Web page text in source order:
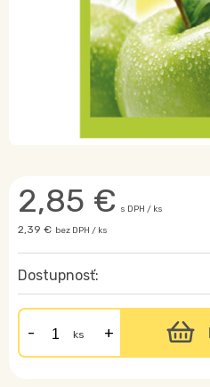
2,85 € s DPH / ks
2,39 € bez DPH / ks
Dostupnosť:
ks